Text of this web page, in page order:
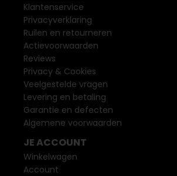
Klantenservice
Privacyverklaring
Ruilen en retourneren
Actievoorwaarden
Reviews
Privacy & Cookies
Veelgestelde vragen
Levering en betaling
Garantie en defecten
Algemene voorwaarden
JE ACCOUNT
Winkelwagen
Account